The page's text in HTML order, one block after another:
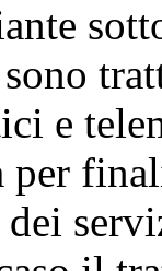
e
per